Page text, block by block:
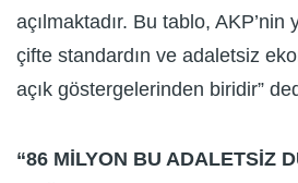
açılmaktadır. Bu tablo, AKP’nin
çifte standardın ve adaletsiz
açık göstergelerinden biridir”
“86 MİLYON BU ADALETSİZ